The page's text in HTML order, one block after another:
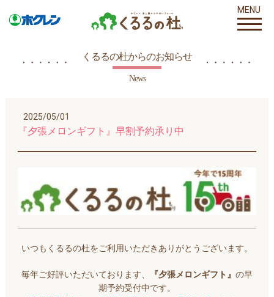
MENU
くるるの杜からのお知らせ
News
2025/05/01
『夕張メロンギフト』早割予約承り中
いつもくるるの杜をご利用いただきありがとうございます。
毎年ご好評いただいております、 『夕張メロンギフト』 の早
期予約受付中です。